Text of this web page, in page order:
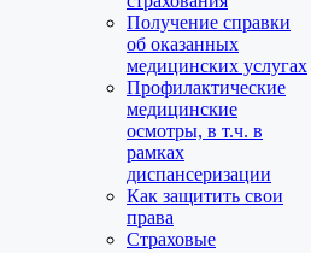
Получение справки
об оказанных
медицинских услугах
Профилактические
медицинские
осмотры, в т.ч. в
рамках
диспансеризации
Как защитить свои
права
Страховые